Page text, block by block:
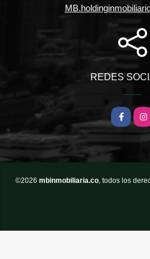
REDES
©2026 mbinmobiliaria.co , todos los